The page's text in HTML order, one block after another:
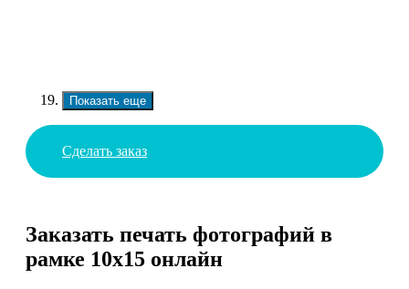
Показать еще
Сделать заказ
Заказать печать фотографий в
рамке 10х15 онлайн